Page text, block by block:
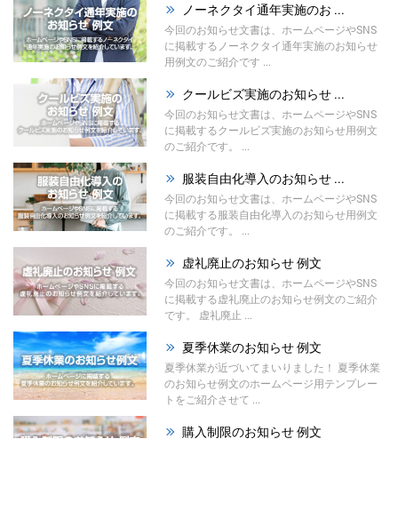
ノーネクタイ通年実施のお ...
今回のお知らせ文書は、ホームページやSNS
に掲載するノーネクタイ通年実施のお知らせ
用例文のご紹介です ...
クールビズ実施のお知らせ ...
今回のお知らせ文書は、ホームページやSNS
に掲載するクールビズ実施のお知らせ用例文
のご紹介です。 ...
服装自由化導入のお知らせ ...
今回のお知らせ文書は、ホームページやSNS
に掲載する服装自由化導入のお知らせ用例文
のご紹介です。 ...
虚礼廃止のお知らせ 例文
今回のお知らせ文書は、ホームページやSNS
に掲載する虚礼廃止のお知らせ例文のご紹介
です。 虚礼廃止 ...
夏季休業のお知らせ 例文
夏季休業が近づいてまいりました！ 夏季休業
のお知らせ例文のホームページ用テンプレー
トをご紹介させて ...
購入制限のお知らせ 例文